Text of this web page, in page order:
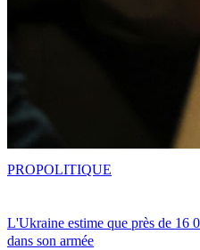
L'Ukraine estime que près de 16
dans son armée
PROPOLITIQUE